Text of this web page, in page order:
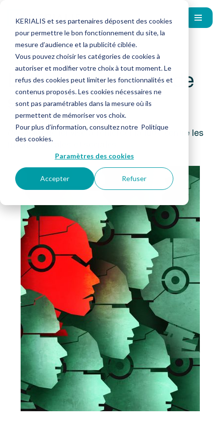
KERIALIS et ses partenaires déposent des cookies
pour permettre le bon fonctionnement du site, la
mesure d’audience et la publicité ciblée.
Vous pouvez choisir les catégories de cookies à
autoriser et modifier votre choix à tout moment. Le
refus des cookies peut limiter les fonctionnalités et
contenus proposés. Les cookies nécessaires ne
sont pas paramétrables dans la mesure où ils
permettent de mémoriser vos choix.
Pour plus d’information, consultez notre Politique
des cookies.
Paramètres des cookies
Accepter Refuser
Lutte contre la fraude
sociale et fiscale
Ce projet de loi vise à renforcer la lutte contre les
fraudes fiscales et sociales.